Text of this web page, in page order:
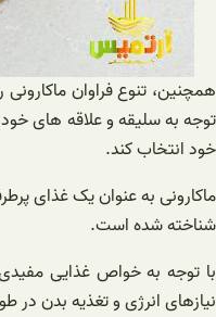
همچنین، تنوع فراوان
توجه به سلیقه و علاقه های
خود انتخاب کند.
ماکارونی به عنوان یک غذای
شناخته شده است.
با توجه به خواص غذایی مفیدی
نیازهای انرژی و تغذیه بدن در